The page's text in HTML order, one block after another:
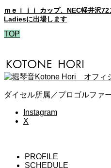
ｍｅｉｊｉ カップ、NEC軽井沢
Ladiesに出場します
TOP
ダイセル所属／プロゴルファ
Instagram
X
PROFILE
SCHEDULE